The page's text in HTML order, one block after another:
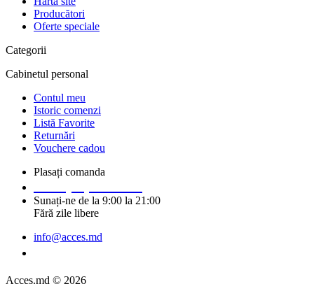
Producători
Oferte speciale
Categorii
Cabinetul personal
Contul meu
Istoric comenzi
Listă Favorite
Returnări
Vouchere cadou
Plasați comanda
Sunați-ne de la 9:00 la 21:00
Fără zile libere
info@acces.md
Acces.md © 2026